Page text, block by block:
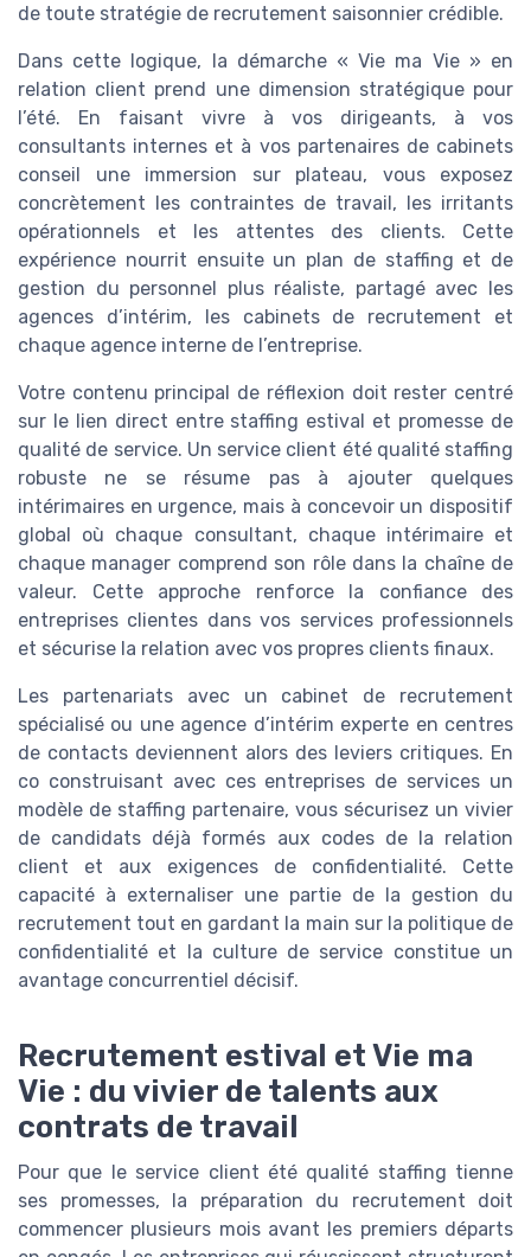
de toute stratégie de recrutement saisonnier crédible.
Dans cette logique, la démarche « Vie ma Vie » en
relation client prend une dimension stratégique pour
l’été. En faisant vivre à vos dirigeants, à vos
consultants internes et à vos partenaires de cabinets
conseil une immersion sur plateau, vous exposez
concrètement les contraintes de travail, les irritants
opérationnels et les attentes des clients. Cette
expérience nourrit ensuite un plan de staffing et de
gestion du personnel plus réaliste, partagé avec les
agences d’intérim, les cabinets de recrutement et
chaque agence interne de l’entreprise.
Votre contenu principal de réflexion doit rester centré
sur le lien direct entre staffing estival et promesse de
qualité de service. Un service client été qualité staffing
robuste ne se résume pas à ajouter quelques
intérimaires en urgence, mais à concevoir un dispositif
global où chaque consultant, chaque intérimaire et
chaque manager comprend son rôle dans la chaîne de
valeur. Cette approche renforce la confiance des
entreprises clientes dans vos services professionnels
et sécurise la relation avec vos propres clients finaux.
Les partenariats avec un cabinet de recrutement
spécialisé ou une agence d’intérim experte en centres
de contacts deviennent alors des leviers critiques. En
co construisant avec ces entreprises de services un
modèle de staffing partenaire, vous sécurisez un vivier
de candidats déjà formés aux codes de la relation
client et aux exigences de confidentialité. Cette
capacité à externaliser une partie de la gestion du
recrutement tout en gardant la main sur la politique de
confidentialité et la culture de service constitue un
avantage concurrentiel décisif.
Recrutement estival et Vie ma
Vie : du vivier de talents aux
contrats de travail
Pour que le service client été qualité staffing tienne
ses promesses, la préparation du recrutement doit
commencer plusieurs mois avant les premiers départs